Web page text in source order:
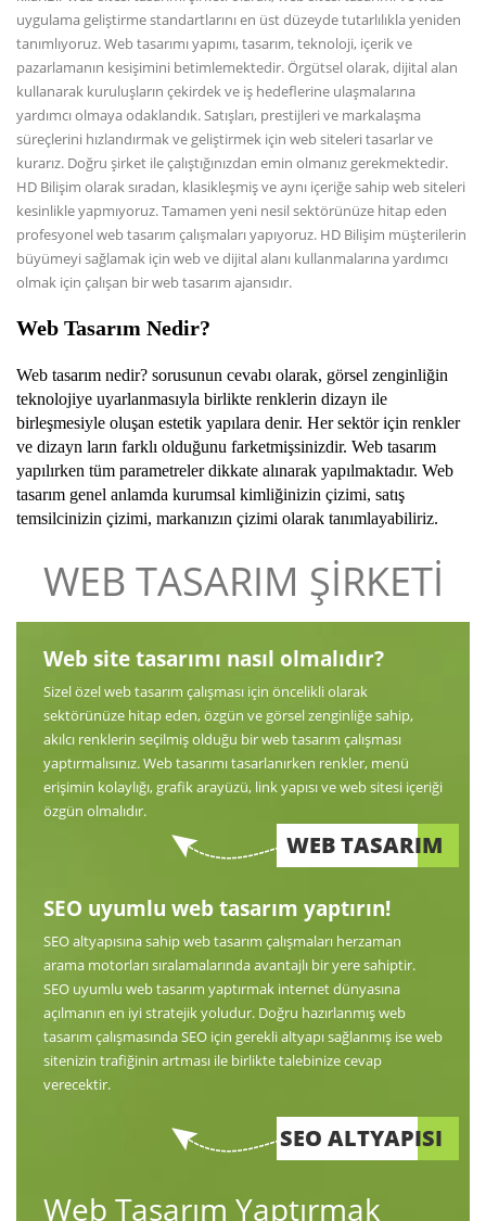
uygulama geliştirme standartlarını en üst düzeyde tutarlılıkla yeniden
tanımlıyoruz. Web tasarımı yapımı, tasarım, teknoloji, içerik ve
pazarlamanın kesişimini betimlemektedir. Örgütsel olarak, dijital alan
kullanarak kuruluşların çekirdek ve iş hedeflerine ulaşmalarına
yardımcı olmaya odaklandık. Satışları, prestijleri ve markalaşma
süreçlerini hızlandırmak ve geliştirmek için web siteleri tasarlar ve
kurarız. Doğru şirket ile çalıştığınızdan emin olmanız gerekmektedir.
HD Bilişim olarak sıradan, klasikleşmiş ve aynı içeriğe sahip web siteleri
kesinlikle yapmıyoruz. Tamamen yeni nesil sektörünüze hitap eden
profesyonel web tasarım çalışmaları yapıyoruz. HD Bilişim müşterilerin
büyümeyi sağlamak için web ve dijital alanı kullanmalarına yardımcı
olmak için çalışan bir web tasarım ajansıdır.
Web Tasarım Nedir?
Web tasarım nedir? sorusunun cevabı olarak, görsel zenginliğin
teknolojiye uyarlanmasıyla birlikte renklerin dizayn ile
birleşmesiyle oluşan estetik yapılara denir. Her sektör için renkler
ve dizayn ların farklı olduğunu farketmişsinizdir. Web tasarım
yapılırken tüm parametreler dikkate alınarak yapılmaktadır. Web
tasarım genel anlamda kurumsal kimliğinizin çizimi, satış
temsilcinizin çizimi, markanızın çizimi olarak tanımlayabiliriz.
WEB TASARIM ŞİRKETİ
Web site tasarımı nasıl olmalıdır?
Sizel özel web tasarım çalışması için öncelikli olarak
sektörünüze hitap eden, özgün ve görsel zenginliğe sahip,
akılcı renklerin seçilmiş olduğu bir web tasarım çalışması
yaptırmalısınız. Web tasarımı tasarlanırken renkler, menü
erişimin kolaylığı, grafik arayüzü, link yapısı ve web sitesi içeriği
özgün olmalıdır.
WEB TASARIM
SEO uyumlu web tasarım yaptırın!
SEO altyapısına sahip web tasarım çalışmaları herzaman
arama motorları sıralamalarında avantajlı bir yere sahiptir.
SEO uyumlu web tasarım yaptırmak internet dünyasına
açılmanın en iyi stratejik yoludur. Doğru hazırlanmış web
tasarım çalışmasında SEO için gerekli altyapı sağlanmış ise web
sitenizin trafiğinin artması ile birlikte talebinize cevap
verecektir.
SEO ALTYAPISI
Web Tasarım Yaptırmak